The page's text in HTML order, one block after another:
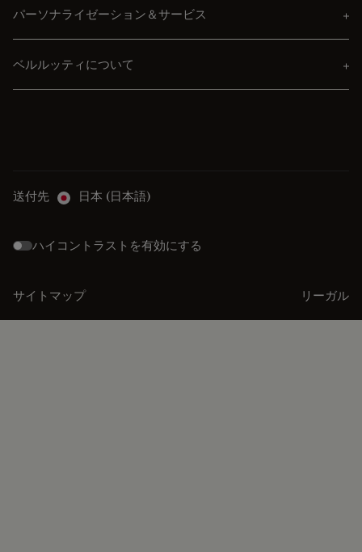
パーソナライゼーション＆サービス
ベルルッティについて
送付先 日本 (日本語)
ハイコントラストを有効にする
サイトマップ リーガル